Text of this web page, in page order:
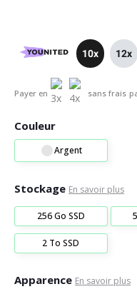
10x 12x
Payer en sans frais
Couleur
Argent
Stockage En savoir plus
256 Go SSD
2 To SSD
Apparence En savoir plus